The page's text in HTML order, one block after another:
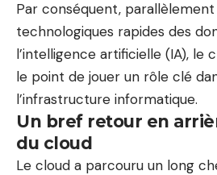
Par conséquent,
technologiques rapides des
l’intelligence artificielle (IA), le
le point de jouer un rôle clé
l’infrastructure informatique.
Un bref retour en
du cloud
Le cloud a parcouru un long